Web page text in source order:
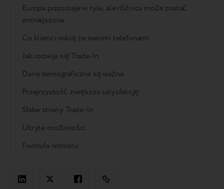
Europa pozostaje w tyle, ale różnica może zostać
zmniejszona
Co klienci robią ze swoimi telefonami
Jak rozwija się Trade-In
Dane demograficzne są ważne
Przejrzystość zwiększa satysfakcję
Słabe strony Trade-In
Ukryte możliwości
Formuła wzrostu